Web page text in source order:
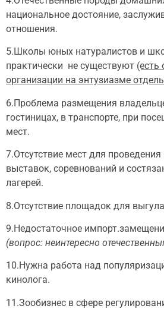
национальное достояние,
отношения.
5.Школы юных натуралистов и
практически не существуют (есть
организации на энтузиазме
6.Проблема размещения
гостиницах, в транспорте, при
мест.
7.Отсутствие мест для
выставок, соревнований и
лагерей.
8.Отсутствие площадок для
9.Недостаточное
(вопрос: неинтересно
10.Нужна работа над
кинолога.
11.Зообизнес в сфере